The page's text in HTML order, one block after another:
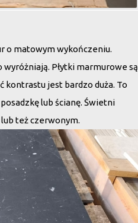
o matowym wykończeniu.
wyróżniają. Płytki marmurowe są
kontrastu jest bardzo duża. To
lub ścianę. Świetni
też czerwonym.